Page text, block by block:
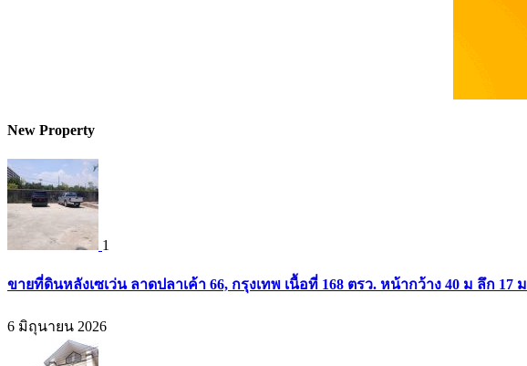
New Property
1
ขายที่ดินหลังเซเว่น ลาดปลาเค้า 66, กรุงเทพ เนื้อที่ 168 ตรว. หน้ากว้าง 40 ม ลึก 17 ม
6 มิถุนายน 2026